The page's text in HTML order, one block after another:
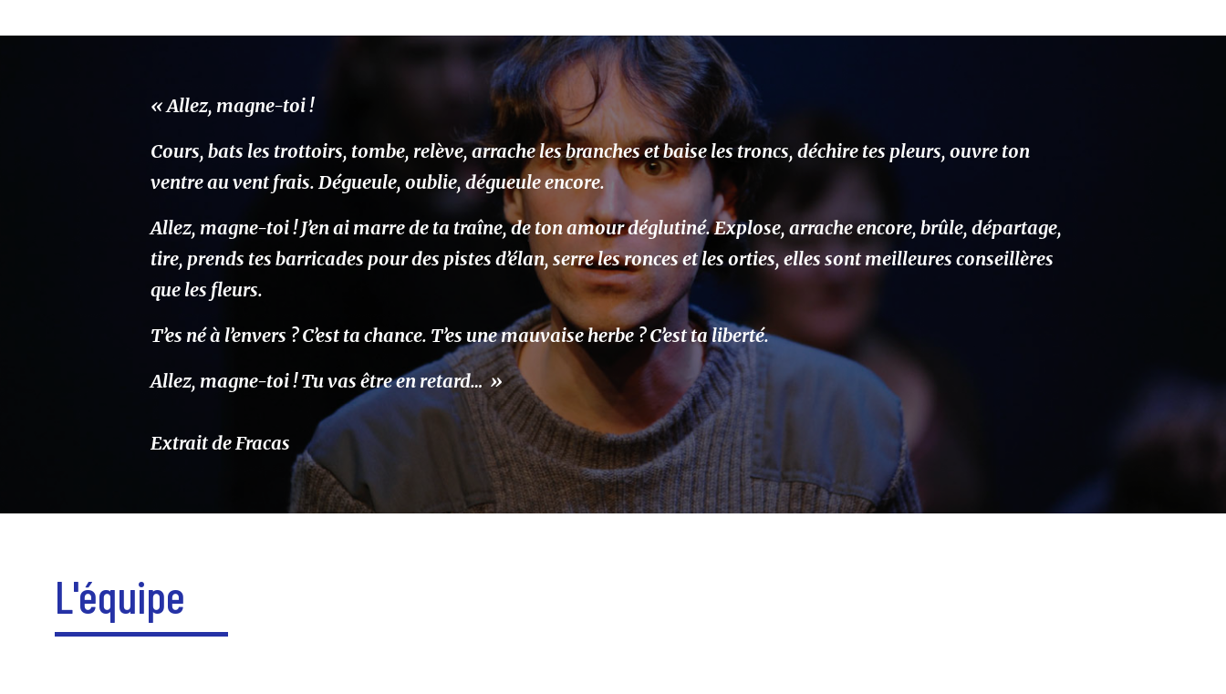
« Allez, magne-toi !
Cours, bats les trottoirs, tombe, relève, arrache les branches et baise les troncs, déchire tes pleurs, ouvre ton
ventre au vent frais. Dégueule, oublie, dégueule encore.
Allez, magne-toi ! J’en ai marre de ta traîne, de ton amour déglutiné. Explose, arrache encore, brûle, départage,
tire, prends tes barricades pour des pistes d’élan, serre les ronces et les orties, elles sont meilleures conseillères
que les fleurs.
T’es né à l’envers ? C’est ta chance. T’es une mauvaise herbe ? C’est ta liberté.
Allez, magne-toi ! Tu vas être en retard… »
Extrait de Fracas
L'équipe